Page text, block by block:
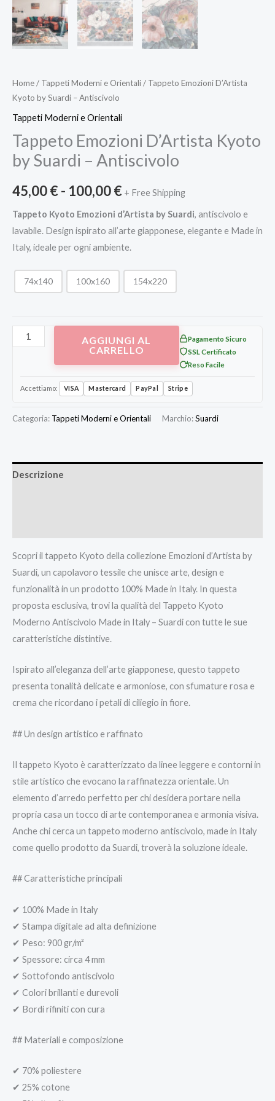
Home/ Tappeti Moderni e Orientali/ Tappeto Emozioni D’Artista
Kyoto by Suardi – Antiscivolo
Tappeti Moderni e Orientali
Tappeto Emozioni D’Artista Kyoto
by Suardi – Antiscivolo
45,00€- 100,00€ + Free Shipping
Tappeto Kyoto Emozioni d’Artista by Suardi, antiscivolo e
lavabile. Design ispirato all’arte giapponese, elegante e Made in
Italy, ideale per ogni ambiente.
74x140 100x160 154x220
AGGIUNGI AL
CARRELLO
Pagamento Sicuro
SSL Certificato
Reso Facile
Accettiamo: VISA Mastercard PayPal Stripe
Categoria: Tappeti Moderni e Orientali Marchio:Suardi
Descrizione
Scopri il tappeto Kyoto della collezione Emozioni d’Artista by
Suardi, un capolavoro tessile che unisce arte, design e
funzionalità in un prodotto 100% Made in Italy. In questa
proposta esclusiva, trovi la qualità del Tappeto Kyoto
Moderno Antiscivolo Made in Italy – Suardi con tutte le sue
caratteristiche distintive.
Ispirato all’eleganza dell’arte giapponese, questo tappeto
presenta tonalità delicate e armoniose, con sfumature rosa e
crema che ricordano i petali di ciliegio in fiore.
## Un design artistico e raffinato
Il tappeto Kyoto è caratterizzato da linee leggere e contorni in
stile artistico che evocano la raffinatezza orientale. Un
elemento d’arredo perfetto per chi desidera portare nella
propria casa un tocco di arte contemporanea e armonia visiva.
Anche chi cerca un tappeto moderno antiscivolo, made in Italy
come quello prodotto da Suardi, troverà la soluzione ideale.
## Caratteristiche principali
✔ 100% Made in Italy
✔ Stampa digitale ad alta definizione
✔ Peso: 900 gr/m²
✔ Spessore: circa 4 mm
✔ Sottofondo antiscivolo
✔ Colori brillanti e durevoli
✔ Bordi rifiniti con cura
## Materiali e composizione
✔ 70% poliestere
✔ 25% cotone